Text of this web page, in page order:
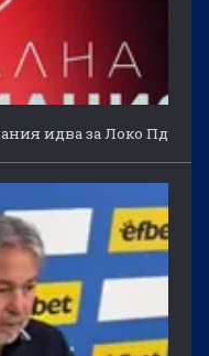
идва за Локо Пд